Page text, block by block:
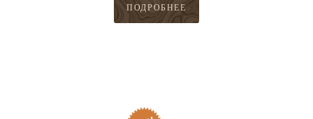
ПОДРОБНЕЕ